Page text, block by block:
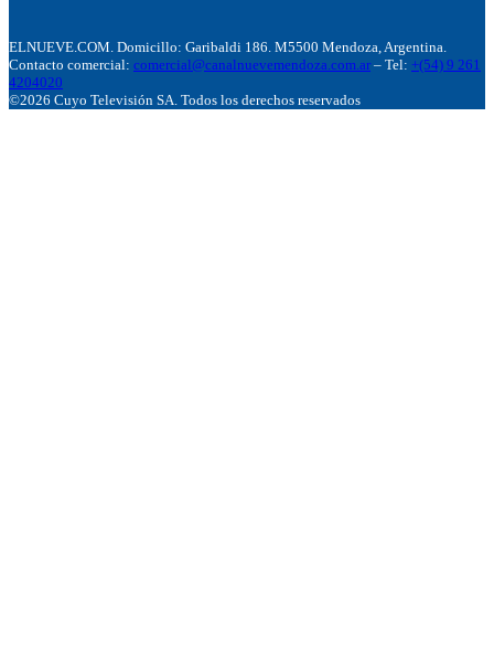
ELNUEVE.COM. Domicillo: Garibaldi 186. M5500 Mendoza, Argentina.
Contacto comercial: comercial@canalnuevemendoza.com.ar – Tel: +(54) 9 261
4204020
©2026 Cuyo Televisión SA. Todos los derechos reservados